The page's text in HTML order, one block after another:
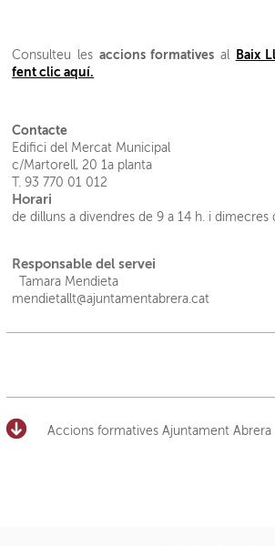
Consulteu les accions formatives al
Baix
fent clic aquí.
Contacte
Edifici del Mercat Municipal
c/Martorell, 20 1a planta
T. 93 770 01 012
Horari
de dilluns a divendres de 9 a 14 h. i dimecres
Responsable del servei
Tamara Mendieta
mendietallt@ajuntamentabrera.cat
Accions formatives Ajuntament Abrera